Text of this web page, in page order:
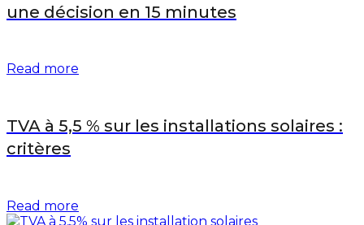
une décision en 15 minutes
Read more
TVA à 5,5 % sur les installations solaires :
critères
Read more